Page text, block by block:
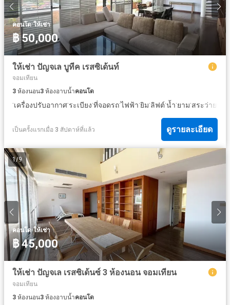
คอนโด·ให้เช่า
฿ 50,000
ให้เช่า ปัญจเล บูทีค เรสซิเด้นท์
จอมเทียน
3 ห้องนอน3 ห้องอาบน้ำคอนโด
·เครื่องปรับอากาศ·ระเบียง·ที่จอดรถ·ไฟฟ้า·ยิม·ลิฟต์·น้ำ·ยาม·สระว่ายน้ำ
เป็นครั้งแรกเมื่อ 3 สัปดาห์ที่แล้ว ดูรายละเอียด
1/9
คอนโด·ให้เช่า
฿ 45,000
ให้เช่า ปัญจเล เรสซิเด้นซ์ 3 ห้องนอน จอมเทียน
จอมเทียน
3 ห้องนอน3 ห้องอาบน้ำคอนโด